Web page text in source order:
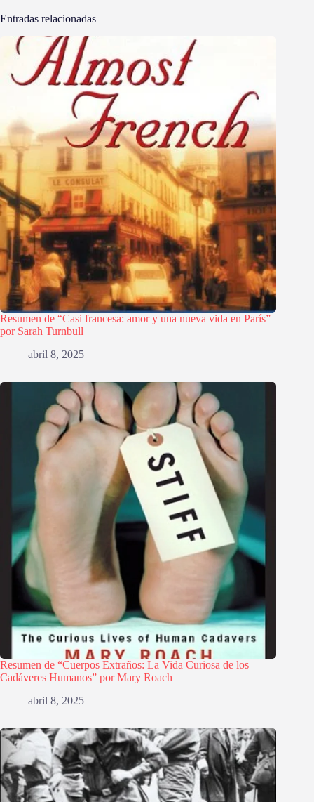
Entradas relacionadas
Resumen de “Casi francesa: amor y una nueva vida en París”
por Sarah Turnbull
abril 8, 2025
Resumen de “Cuerpos Extraños: La Vida Curiosa de los
Cadáveres Humanos” por Mary Roach
abril 8, 2025